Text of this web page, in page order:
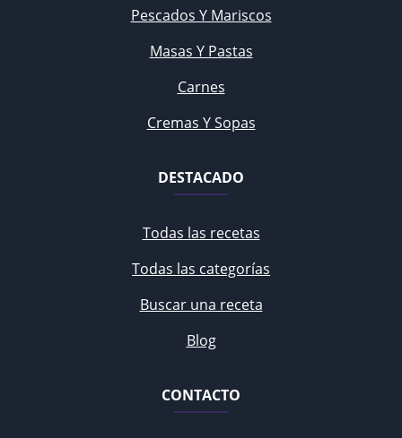
Pescados Y Mariscos
Masas Y Pastas
Carnes
Cremas Y Sopas
DESTACADO
Todas las recetas
Todas las categorías
Buscar una receta
Blog
CONTACTO